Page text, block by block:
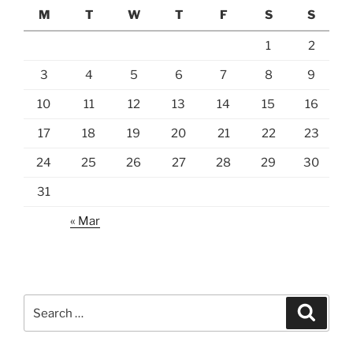
M
T W T F S S
1 2
3 4 5 6 7 8 9
10 11 12 13 14 15 16
17 18 19 20 21 22 23
24 25 26 27 28 29 30
31
« Mar
for: